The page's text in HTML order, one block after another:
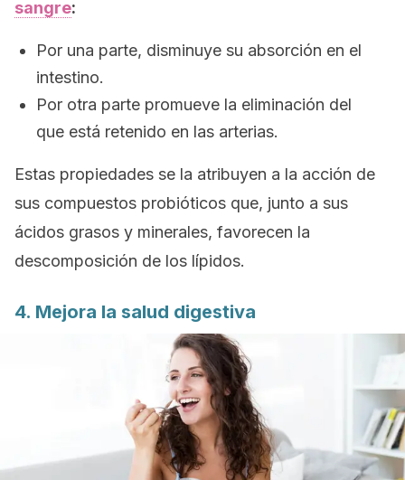
sangre:
Por una parte, disminuye su absorción en el
intestino.
Por otra parte promueve la eliminación del
que está retenido en las arterias.
Estas propiedades se la atribuyen a la acción de
sus compuestos probióticos que, junto a sus
ácidos grasos y minerales, favorecen la
descomposición de los lípidos.
4. Mejora la salud digestiva